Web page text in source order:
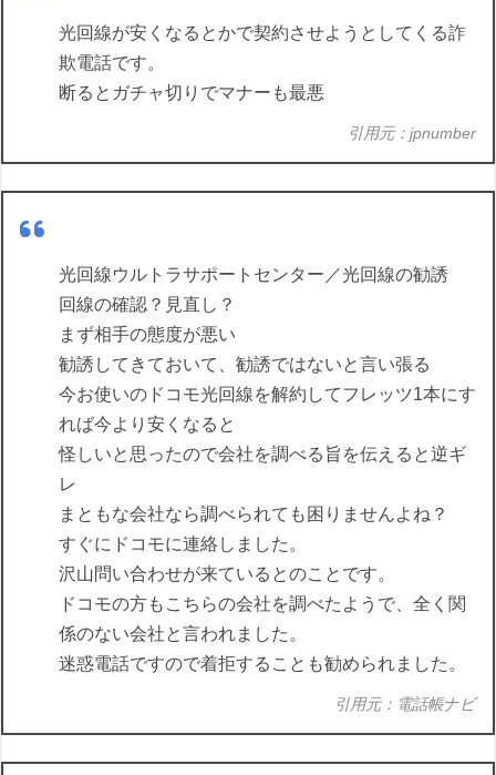
光回線が安くなるとかで契約させようとしてくる詐
欺電話です。
断るとガチャ切りでマナーも最悪
引用元：jpnumber
光回線ウルトラサポートセンター／光回線の勧誘
回線の確認？見直し？
まず相手の態度が悪い
勧誘してきておいて、勧誘ではないと言い張る
今お使いのドコモ光回線を解約してフレッツ1本にす
れば今より安くなると
怪しいと思ったので会社を調べる旨を伝えると逆ギ
レ
まともな会社なら調べられても困りませんよね？
すぐにドコモに連絡しました。
沢山問い合わせが来ているとのことです。
ドコモの方もこちらの会社を調べたようで、全く関
係のない会社と言われました。
迷惑電話ですので着拒することも勧められました。
引用元：電話帳ナビ